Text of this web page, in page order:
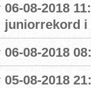
06-08-2018
juniorrekord i
06-08-2018
05-08-2018